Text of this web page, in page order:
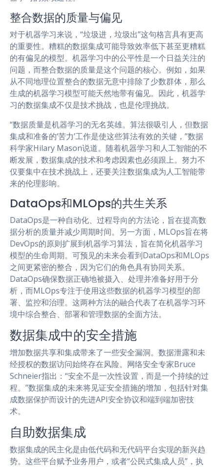
整合数据的质量与偏见
对于机器学习来说，“垃圾进，垃圾出”这句格言具有更高
的重要性。糟糕的数据集成可能导致效率低下甚至更糟糕
的有偏见的模型。机器学习中的公平性是一个日益关注的
问题，而整合数据的质量是这个问题的核心。例如，如果
从不同地理位置整合的数据无意中排除了少数群体，那么
生成的机器学习模型可能天然地带有偏见。因此，机器学
习的数据集成不仅是技术挑战，也是伦理挑战。
“数据质量是机器学习的无名英雄。算法很吸引人，但数据
集成和准备的‘苦力’工作是使这些算法有效的关键，”数据
科学家Hilary Mason说道。随着机器学习和人工智能的不
断发展，数据集成的技术和考虑因素也必须跟上。努力不
仅要集中在技术挑战上，还要关注数据集成为人工智能带
来的伦理影响。
DataOps和MLOps的共生关系
DataOps是一种自动化、过程导向的方法论，旨在提高数
据分析的质量并减少周期时间。另一方面，MLOps旨在将
DevOps的原则扩展到机器学习算法，旨在简化机器学习
模型的生命周期。可预见的未来会看到DataOps和MLOps
之间更紧密的整合，因为它们的角色具有协同关系。
DataOps确保数据正确地被摄入、处理并准备好用于分
析，而MLOps专注于使用这些数据的机器学习模型的部
署、监控和治理。这两种方法的融合代表了在机器学习环
境中综合整合、部署和管理数据的全面方法。
数据集成中的安全措施
增加数据共享和集成带来了一些安全漏洞。数据泄露和未
经授权的数据访问始终存在风险。网络安全专家Bruce
Schneier指出：“安全不是一次性设置，而是一个持续的过
程。”数据集成的未来将见证安全措施的增加，包括针对集
成数据保护而设计的先进API安全协议和端到端加密技
术。
自助数据集成
数据集成的民主化是由低代码和无代码平台实现的新兴趋
势。这些平台赋予业务用户，或者“公民式集成人员”，执